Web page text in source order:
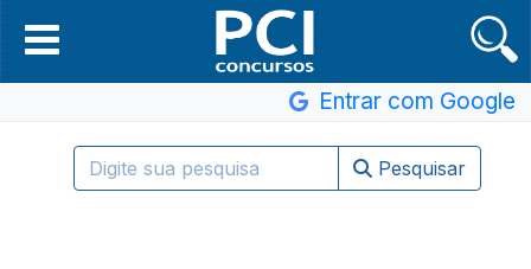
Entrar com Google
Pesquisar